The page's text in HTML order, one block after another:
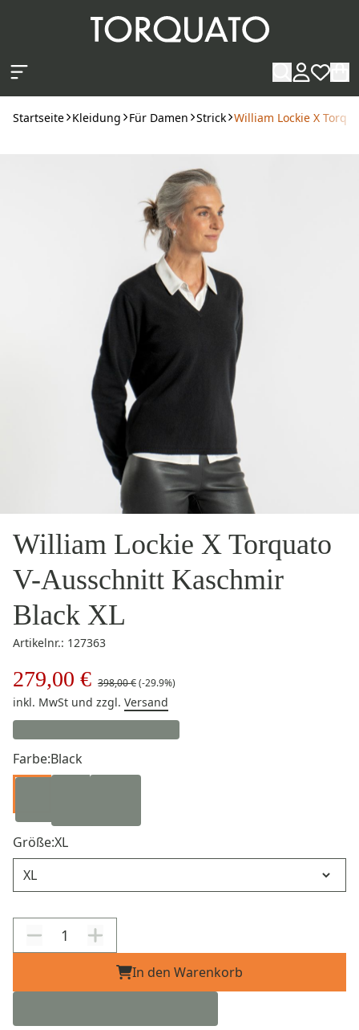
Startseite Kleidung Für Damen Strick William Lockie X
William Lockie X Torquato
V-Ausschnitt Kaschmir
Black XL
Artikelnr.: 127363
279,00 € 398,00 €(-29.9%)
inkl. MwSt und zzgl. Versand
Farbe:Black
Größe:XL
In den Warenkorb